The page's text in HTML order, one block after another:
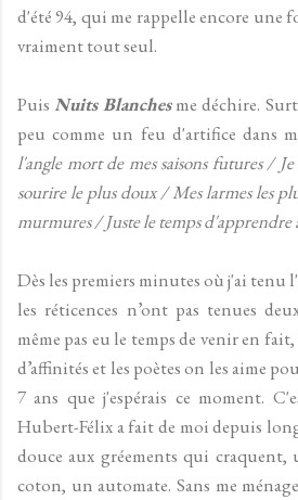
d'été 94, qui me rappelle encore une
vraiment tout seul.
Puis Nuits Blanchesme déchire.
peu comme un feu d'artifice dans
l'angle mort de mes saisons futures /
sourire le plus doux / Mes larmes les
murmures / Juste le temps d'apprendre
Dès les premiers minutes où j'ai tenu
les réticences n’ont pas tenues
même pas eu le temps de venir en
d’affinités et les poètes on les aime
7 ans que j'espérais ce moment.
Hubert-Félix a fait de moi depuis
douce aux gréements qui craquent,
coton, un automate. Sans me